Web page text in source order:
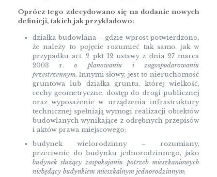
Oprócz tego zdecydowano się na dodanie nowych
definicji, takich jak przykładowo:
działka budowlana – gdzie wprost potwierdzono,
że należy to pojęcie rozumieć tak samo, jak w
przypadku art. 2 pkt 12 ustawy z dnia 27 marca
2003 r. o planowaniu i zagospodarowaniu
przestrzennym.Innymi słowy, jest to nieruchomość
gruntowa lub działka gruntu, której wielkość,
cechy geometryczne, dostęp do drogi publicznej
oraz wyposażenie w urządzenia infrastruktury
technicznej spełniają wymogi realizacji obiektów
budowlanych wynikające z odrębnych przepisów
i aktów prawa miejscowego;
budynek wielorodzinny – rozumiany,
przeciwnie do budynku jednorodzinnego, jako
budynek służący zaspokajaniu potrzeb mieszkaniowych
niebędący budynkiem mieszkalnym jednorodzinnym;